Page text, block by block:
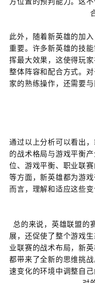
此外，随着新英雄的加
重要。许多新英雄的技
挥最大效果，这使得玩
整体阵容和配合方式。
家的熟练操作，还需要
通过以上分析可以看出
的战术格局与游戏平衡
位、游戏平衡、职业联
等方面，新英雄都为游
而言，理解和适应这些
总的来说，英雄联盟的
展，还促使了整个游戏
业联赛的战术布局，新
都带来了全新的思维挑
速变化的环境中调整自